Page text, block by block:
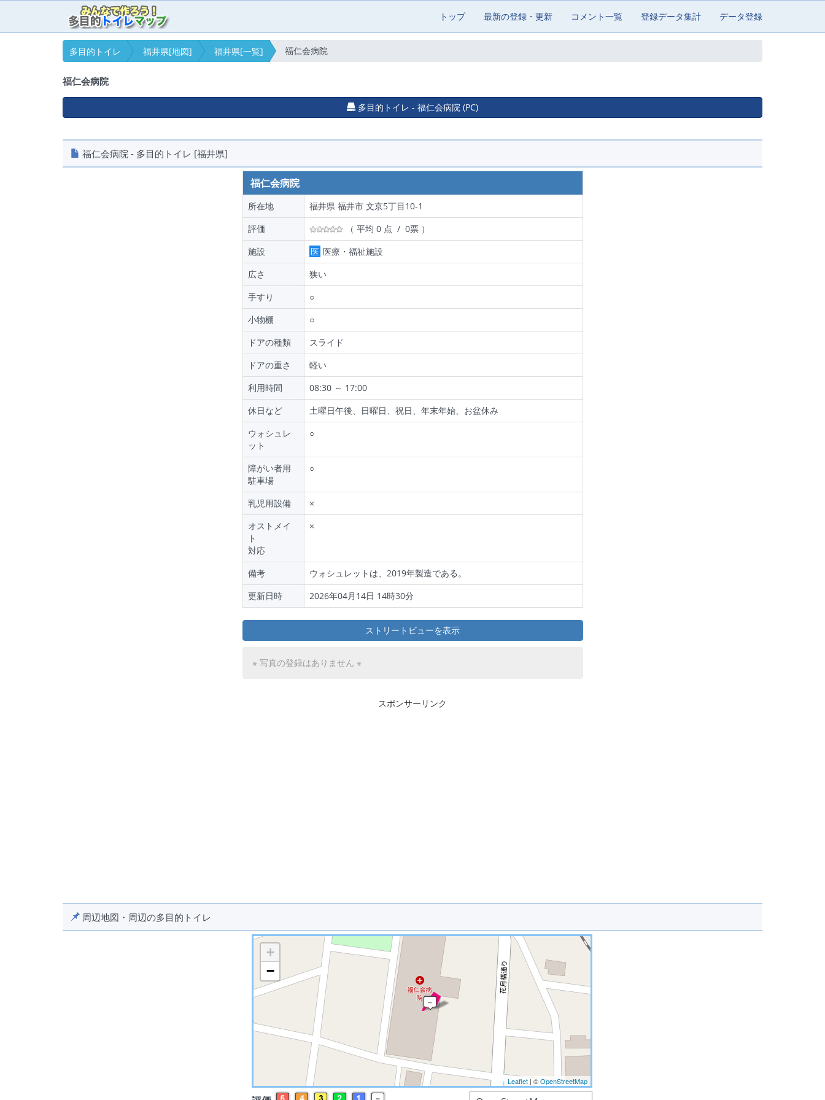
トップ 最新の登録・更新 コメント一覧 登録データ集計 データ登録
多目的トイレ 福井県[地図] 福井県[一覧] 福仁会病院
福仁会病院
多目的トイレ - 福仁会病院 (PC)
福仁会病院 - 多目的トイレ [福井県]
福仁会病院
所在地
福井県 福井市 文京5丁目10-1
評価
（ 平均 0 点 / 0票 ）
施設
医 医療・福祉施設
広さ
狭い
手すり
○
小物棚
○
ドアの種類
スライド
ドアの重さ
軽い
利用時間
08:30 ～ 17:00
休日など
土曜日午後、日曜日、祝日、年末年始、お盆休み
ウォシュレ
ット
○
障がい者用
駐車場
○
乳児用設備
×
オストメイ
ト
対応
×
備考
ウォシュレットは、2019年製造である。
更新日時
2026年04月14日 14時30分
ストリートビューを表示
※ 写真の登録はありません ※
スポンサーリンク
周辺地図・周辺の多目的トイレ
※ マップを検索、表示中です ※
+
−
Leaflet| ©OpenStreetMap